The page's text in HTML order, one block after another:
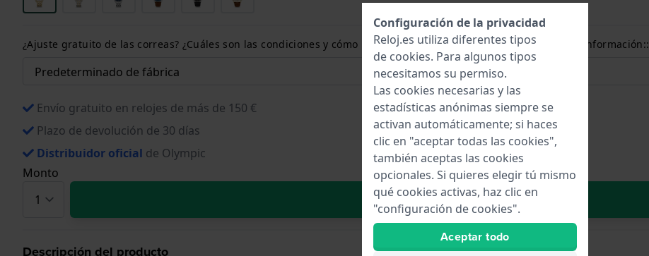
¿Ajuste gratuito de las correas? ¿Cuáles son las condiciones y cómo puedo medir el tamaño de mi muñeca? Más información::
Envío gratuito en relojes de más de 150 €
Plazo de devolución de 30 días
Distribuidor oficial de Olympic
Monto
Añadir al carrito
Descripción del producto
Configuración de la privacidad
Reloj.es utiliza diferentes tipos
de cookies. Para algunos tipos
necesitamos su permiso.
Las cookies necesarias y las
estadísticas anónimas siempre se
activan automáticamente; si haces
clic en "aceptar todas las cookies",
también aceptas las cookies
opcionales. Si quieres elegir tú mismo
qué cookies activas, haz clic en
"configuración de cookies".
Aceptar todo